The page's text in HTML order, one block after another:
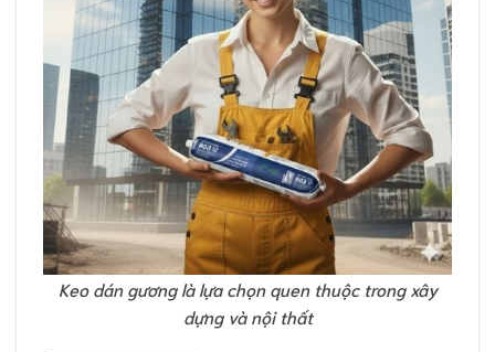
Keo dán gương là lựa chọn quen thuộc trong xây
dựng và nội thất